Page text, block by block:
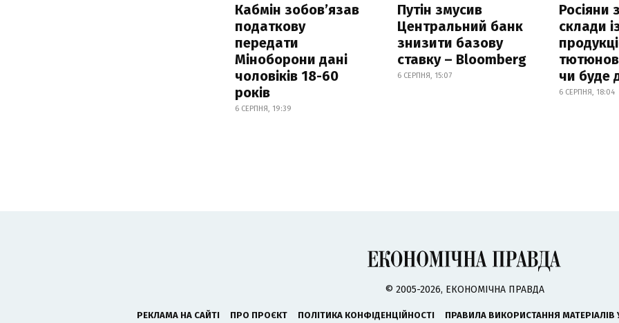
Кабмін зобовʼязав
податкову
передати
Міноборони дані
чоловіків 18-60
років
6 СЕРПНЯ, 19:39
Путін змусив
Центральний банк
знизити базову
ставку – Bloomberg
6 СЕРПНЯ, 15:07
Росіяни
склади
чи буде
6 СЕРПНЯ, 18:04
© 2005-2026, ЕКОНОМІЧНА ПРАВДА
РЕКЛАМА НА САЙТІ ПРО ПРОЄКТ ПОЛІТИКА КОНФІДЕНЦІЙНОСТІ ПРАВИЛА ВИКОРИСТАННЯ МАТЕРІАЛІВ